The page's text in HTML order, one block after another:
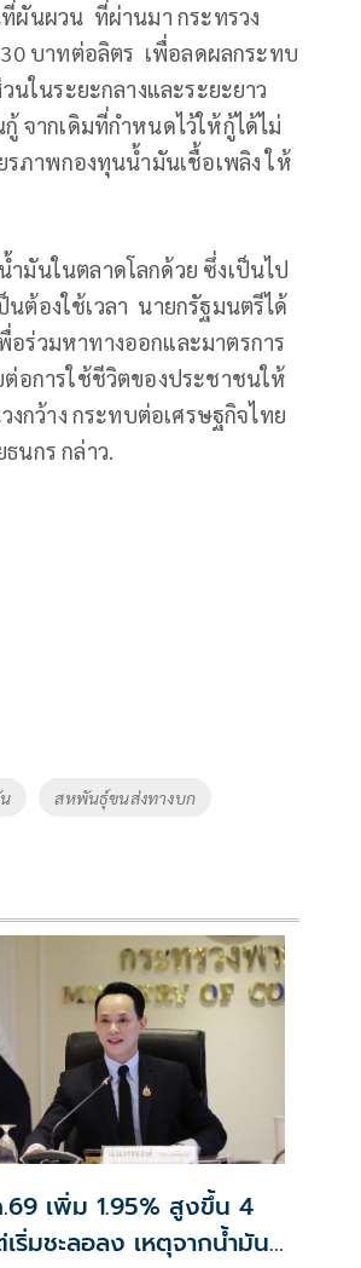
ผันผวน ที่ผ่านมา กระทรวง
30 บาทต่อลิตร เพื่อลดผลกระทบ
นในระยะกลางและระยะยาว
จากเดิมที่กำหนดไว้ให้กู้ได้ไม่
ภาพกองทุนน้ำมันเชื้อเพลิง ให้
มันในตลาดโลกด้วย ซึ่งเป็นไป
ต้องใช้เวลา นายกรัฐมนตรีได้
อร่วมหาทางออกและมาตรการ
อการใช้ชีวิตของประชาชนให้
กว้าง กระทบต่อเศรษฐกิจไทย
นกร กล่าว.
สหพันธุ์ขนส่งทางบก
เพิ่ม 1.95% สูงขึ้น 4
ริ่มชะลอลง เหตุจากน้ำมัน